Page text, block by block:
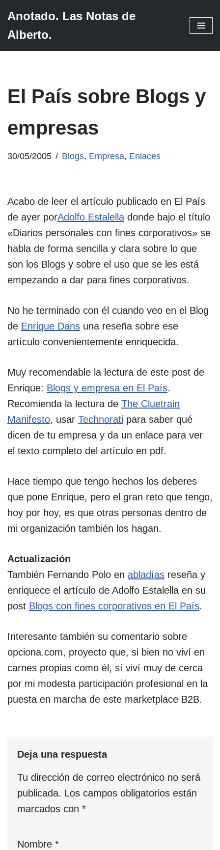
Saltar
Anotado. Las Notas de
Alberto.
El País sobre Blogs y
empresas
30/05/2005 Blogs, Empresa, Enlaces
Acabo de leer el artículo publicado en El País
de ayer porAdolfo Estalella donde bajo el título
«Diarios personales con fines corporativos» se
habla de forma sencilla y clara sobre lo que
son los Blogs y sobre el uso que se les está
empezando a dar para fines corporativos.
No he terminado con él cuando veo en el Blog
de Enrique Dans una reseña sobre ese
artículo convenientemente enriquecida.
Muy recomendable la lectura de este post de
Enrique: Blogs y empresa en El País.
Recomienda la lectura de The Cluetrain
Manifesto, usar Technorati para saber qué
dicen de tu empresa y da un enlace para ver
el texto completo del artículo en pdf.
Hace tiempo que tengo hechos los deberes
que pone Enrique, pero el gran reto que tengo,
hoy por hoy, es que otras personas dentro de
mi organización también los hagan.
Actualización
También Fernando Polo en abladías reseña y
enriquece el artículo de Adolfo Estalella en su
post Blogs con fines corporativos en El País.
Interesante también su comentario sobre
opciona.com, proyecto que, si bien no viví en
carnes propias como él, sí viví muy de cerca
por mi modesta participación profesional en la
puesta en marcha de este marketplace B2B.
Deja una respuesta
Tu dirección de correo electrónico no será
publicada. Los campos obligatorios están
marcados con *
Nombre *